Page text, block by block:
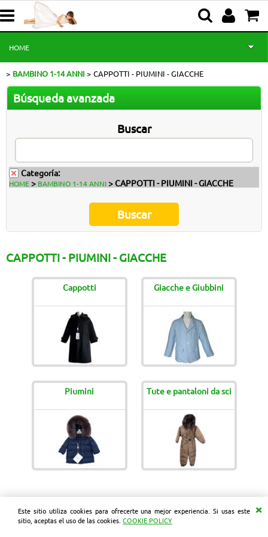
Este sitio utiliza cookies para ofrecerte una mejor experiencia. Si usas este
sitio, aceptas el uso de las cookies. COOKIE POLICY
HOME
BEBÉ 0-18 MESES
NIÑO 1-14 AÑOS
NIÑA 0-14 AÑOS
NOTICIAS
PROMOCIONES
NUESTRA HISTORIA
DONDE ESTAMOS/CONTACTOS
BAMBINO 1-14 ANNI CAPPOTTI - PIUMINI - GIACCHE
Búsqueda avanzada
Buscar
Categoría:
HOME > BAMBINO 1-14 ANNI> CAPPOTTI - PIUMINI - GIACCHE
CAPPOTTI - PIUMINI - GIACCHE
Cappotti Giacche e Giubbini
Piumini Tute e pantaloni da sci
© Magia 50 srl